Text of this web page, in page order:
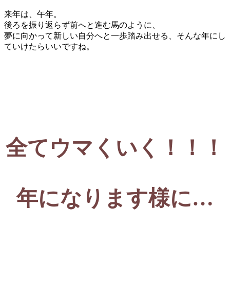
来年は、午年。
後ろを振り返らず前へと進む馬のように、
夢に向かって新しい自分へと一歩踏み出せる、そんな年にし
ていけたらいいですね。
全てウマくいく！！！
年になります様に…